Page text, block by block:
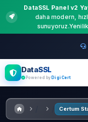
DataSSL Panel v2
daha modern,
DataSSL
Powered by DigiCert